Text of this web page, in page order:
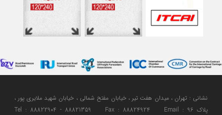
نشانی : تهران ، میدان هفت تیر ، خیابان مفتح شمالی ، خیابان شهید ملایری پور ،
پلاک 96 Tel : 88822904 - 88821359 Fax : 88824924 Email :